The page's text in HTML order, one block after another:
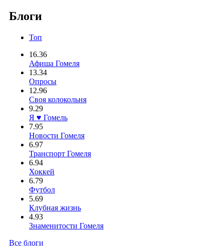
Блоги
Топ
16.36
Афиша Гомеля
13.34
Опросы
12.96
Своя колокольня
9.29
Я ♥ Гомель
7.95
Новости Гомеля
6.97
Транспорт Гомеля
6.94
Хоккей
6.79
Футбол
5.69
Клубная жизнь
4.93
Знаменитости Гомеля
Все блоги